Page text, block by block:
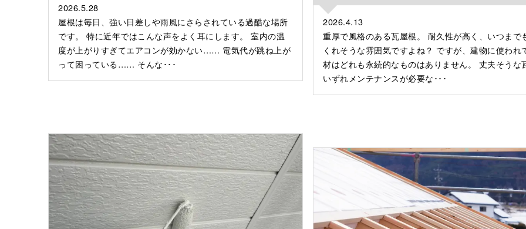
2026.5.28
屋根は毎日、強い日差しや雨風にさらされている過酷な場所
です。 特に近年ではこんな声をよく耳にします。 室内の温
度が上がりすぎてエアコンが効かない…… 電気代が跳ね上が
って困っている…… そんな･･･
2026.4.13
重厚で風格のある瓦屋根。 耐久性が高く、いつまで
くれそうな雰囲気ですよね？ ですが、建物に使われ
材はどれも永続的なものはありません。 丈夫そうな
いずれメンテナンスが必要な･･･